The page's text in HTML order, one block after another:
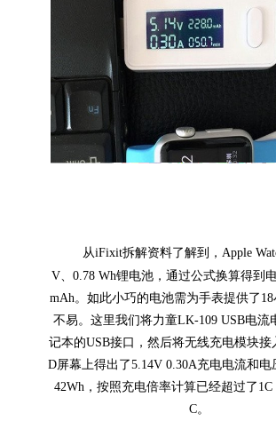
从iFixit拆解资料了解到，Apple
V、0.78 Wh锂电池 ，通过公式换算得到
mAh。如此小巧的电池需为手表提供了
不易。这里我们将力童LK-109 USB电流
记本的USB接口，然后将无线充电模块接
D屏幕上得出了5.14V 0.30A充电电流和电
42Wh，按照充电倍率计算已经超过了1C
C。